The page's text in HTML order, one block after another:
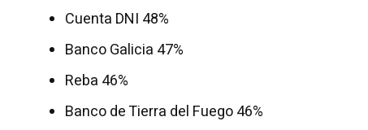
Cuenta DNI 48%
Banco Galicia 47%
Reba 46%
Banco de Tierra del Fuego 46%